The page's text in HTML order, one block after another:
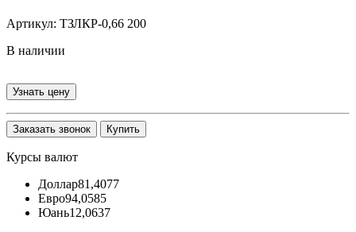
Артикул: ТЗЛКР-0,66 200
В наличии
Узнать цену
Заказать звонок Купить
Курсы валют
Доллар81,4077
Евро94,0585
Юань12,0637